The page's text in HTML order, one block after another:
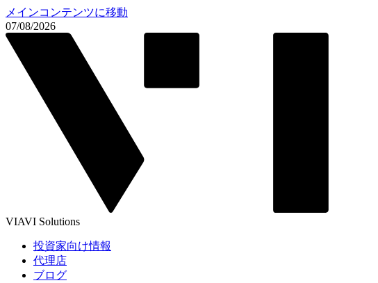
メインコンテンツに移動
07/08/2026
VIAVI Solutions
投資家向け情報
代理店
ブログ